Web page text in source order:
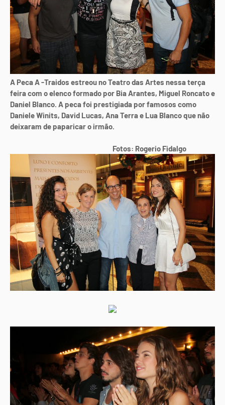
A Peca A -Traidos estreou no Teatro das Artes nessa terça
feira com o elenco formado por Bia Arantes, Miguel Roncato e
Daniel Blanco. A peca foi prestigiada por famosos como
Daniele Winits, David Lucas, Ana Terra e Lua Blanco que não
deixaram de paparicar o irmão.
Fotos: Rogerio Fidalgo